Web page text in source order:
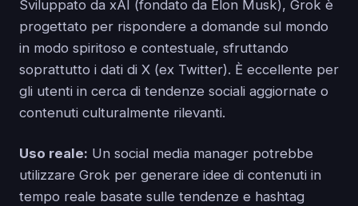
Sviluppato da xAI (fondato da Elon Musk), Grok è
progettato per rispondere a domande sul mondo
in modo spiritoso e contestuale, sfruttando
soprattutto i dati di X (ex Twitter). È eccellente per
gli utenti in cerca di tendenze sociali aggiornate o
contenuti culturalmente rilevanti.
Uso reale: Un social media manager potrebbe
utilizzare Grok per generare idee di contenuti in
tempo reale basate sulle tendenze e hashtag